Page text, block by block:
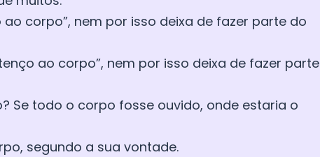
corpo”, nem por isso deixa de fazer parte do
ao corpo”, nem por isso deixa de fazer parte
Se todo o corpo fosse ouvido, onde estaria o
segundo a sua vontade.